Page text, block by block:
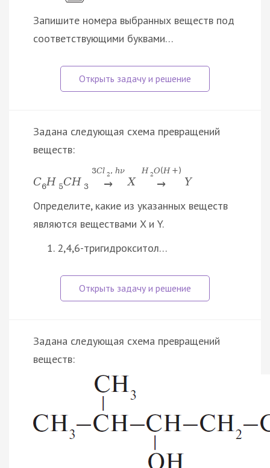
Запишите номера выбранных веществ под
соответствующими буквами…
Задана следующая схема превращений
веществ:
C6H 5CH 3
3Cl 2 , hν
→ X
H 2O(H +)
→ Y
Определите, какие из указанных веществ
являются веществами X и Y.
2,4,6-тригидрокситол…
Задана следующая схема превращений
веществ: